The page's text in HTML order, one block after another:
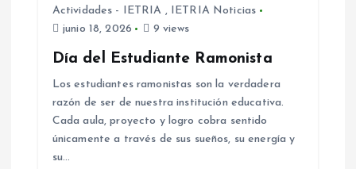
Actividades - IETRIA , IETRIA Noticias
junio 18, 2026
9 views
Día del Estudiante Ramonista
Los estudiantes ramonistas son la verdadera
razón de ser de nuestra institución educativa.
Cada aula, proyecto y logro cobra sentido
únicamente a través de sus sueños, su energía y
su…